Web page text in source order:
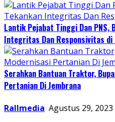
Lantik Pejabat Tinggi Dan PNS,
Integritas Dan Responsivitas di
Serahkan Bantuan Traktor,
Pertanian Di Jembrana
Rallmedia Agustus 29, 2023